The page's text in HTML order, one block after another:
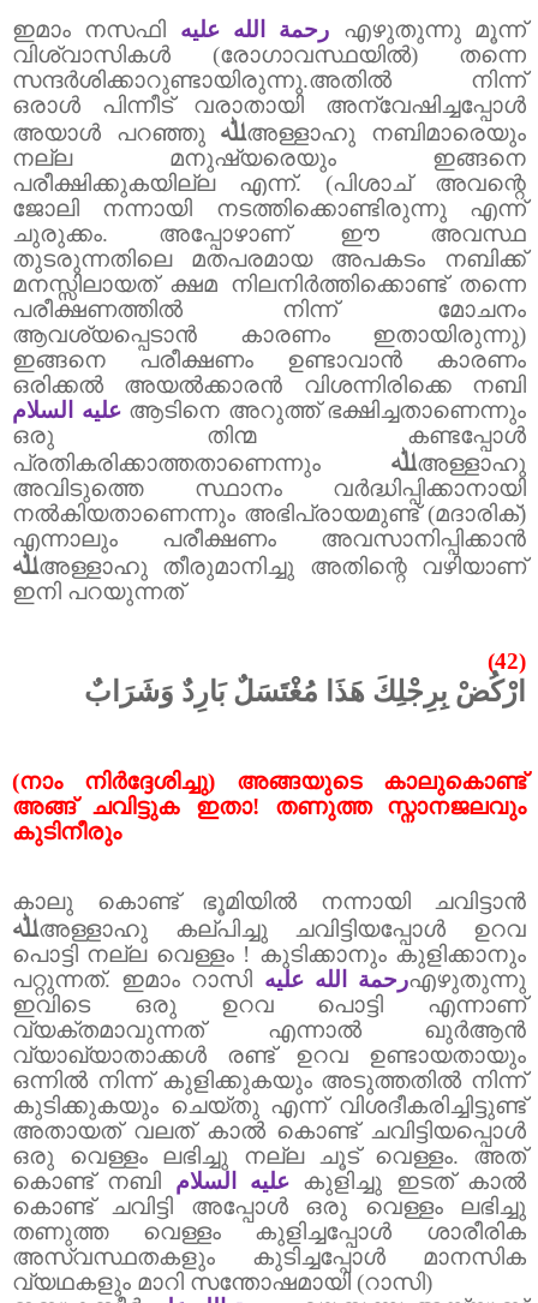
ഇമാം നസഫി
رحمة الله عليه എഴുതുന്നു മൂന്ന്
വിശ്വാസികൾ (രോഗാവസ്ഥയിൽ) തന്നെ
സന്ദർശിക്കാറുണ്ടായിരുന്നു.അതിൽ നിന്ന്
ഒരാൾ പിന്നീട് വരാതായി അന്വേഷിച്ചപ്പോൾ
അയാൾ പറഞ്ഞു ﷲഅള്ളാഹു നബിമാരെയും
നല്ല മനുഷ്യരെയും ഇങ്ങനെ
പരീക്ഷിക്കുകയില്ല എന്ന്.
(പിശാച് അവന്റെ
ജോലി നന്നായി നടത്തിക്കൊണ്ടിരുന്നു എന്ന്
ചുരുക്കം.
അപ്പോഴാണ് ഈ അവസ്ഥ
തുടരുന്നതിലെ മതപരമായ അപകടം നബിക്ക്
മനസ്സിലായത് ക്ഷമ നിലനിർത്തിക്കൊണ്ട് തന്നെ
പരീക്ഷണത്തിൽ നിന്ന് മോചനം
ആവശ്യപ്പെടാൻ കാരണം ഇതായിരുന്നു)
ഇങ്ങനെ പരീക്ഷണം ഉണ്ടാവാൻ കാരണം
ഒരിക്കൽ അയൽക്കാരൻ വിശന്നിരിക്കെ നബി
عليه السلامആടിനെ അറുത്ത് ഭക്ഷിച്ചതാണെന്നും
ഒരു തിന്മ കണ്ടപ്പോൾ
പ്രതികരിക്കാത്തതാണെന്നും ﷲഅള്ളാഹു
അവിടുത്തെ സ്ഥാനം വർദ്ധിപ്പിക്കാനായി
നൽകിയതാണെന്നും അഭിപ്രായമുണ്ട് (മദാരിക്)
എന്നാലും പരീക്ഷണം അവസാനിപ്പിക്കാൻ
ﷲഅള്ളാഹു തീരുമാനിച്ചു അതിന്റെ വഴിയാണ്
ഇനി പറയുന്നത്
(42)
ارْكُضْ بِرِجْلِكَ هَذَا مُغْتَسَلٌ بَارِدٌ وَشَرَابٌ
(നാം നിർദ്ദേശിച്ചു) അങ്ങയുടെ കാലുകൊണ്ട്
അങ്ങ് ചവിട്ടുക ഇതാ! തണുത്ത സ്നാനജലവും
കുടിനീരും
കാലു കൊണ്ട് ഭൂമിയിൽ നന്നായി ചവിട്ടാൻ
ﷲഅള്ളാഹു കല്പിച്ചു ചവിട്ടിയപ്പോൾ ഉറവ
പൊട്ടി നല്ല വെള്ളം ! കുടിക്കാനും കുളിക്കാനും
പറ്റുന്നത്. ഇമാം റാസി رحمة الله عليهഎഴുതുന്നു
ഇവിടെ ഒരു ഉറവ പൊട്ടി എന്നാണ്
വ്യക്തമാവുന്നത് എന്നാൽ ഖുർആൻ
വ്യാഖ്യാതാക്കൾ രണ്ട് ഉറവ ഉണ്ടായതായും
ഒന്നിൽ നിന്ന് കുളിക്കുകയും അടുത്തതിൽ നിന്ന്
കുടിക്കുകയും ചെയ്തു എന്ന് വിശദീകരിച്ചിട്ടുണ്ട്
അതായത് വലത് കാൽ കൊണ്ട് ചവിട്ടിയപ്പൊൾ
ഒരു വെള്ളം ലഭിച്ചു നല്ല ചൂട് വെള്ളം.
അത്
കൊണ്ട് നബി
عليه السلام കുളിച്ചു ഇടത് കാൽ
കൊണ്ട് ചവിട്ടി അപ്പോൾ ഒരു വെള്ളം ലഭിച്ചു
തണുത്ത വെള്ളം കുളിച്ചപ്പോൾ ശാരീരിക
അസ്വസ്ഥതകളും കുടിച്ചപ്പോൾ മാനസിക
വ്യഥകളും മാറി സന്തോഷമായി (റാസി)